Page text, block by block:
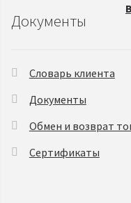
Документы
Словарь клиента
Документы
Обмен и возврат
Сертификаты